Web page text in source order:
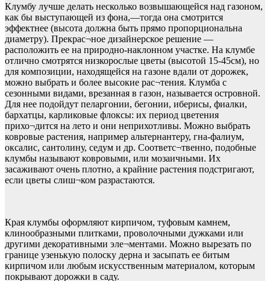
Клумбу лучше делать несколько возвышающейся над газоном,
как бы выступающей из фона,—тогда она смотрится
эффектнее (высота должна быть прямо пропорциональна
диаметру). Прекрас¬ное дизайнерское решение —
расположить ее на природно-наклонном участке. На клумбе
отлично смотрятся низкорослые цветы (высотой 15-45см), но
для композиции, находящейся на газоне вдали от дорожек,
можно выбрать и более высокие рас¬тения. Клумба с
сезонными видами, врезанная в газон, называется островной.
Для нее подойдут пеларгонии, бегонии, иберисы, фиалки,
бархатцы, карликовые флоксы: их период цветения
прихо¬дится на лето и они неприхотливы. Можно выбрать
ковровые растения, например альтернантеру, гна-фалиум,
оксалис, сантолину, седум и др. Соответс¬твенно, подобные
клумбы называют ковровыми, или мозаичными. Их
засаживают очень плотно, а крайние растения подстригают,
если цветы слиш¬ком разрастаются.
Края клумбы оформляют кирпичом, туфовым камнем,
клинообразными плитками, проволочными дужками или
другими декоративными эле¬ментами. Можно вырезать по
границе узенькую полоску дерна и засыпать ее битым
кирпичом или любым искусственным материалом, которым
покрывают дорожки в саду.